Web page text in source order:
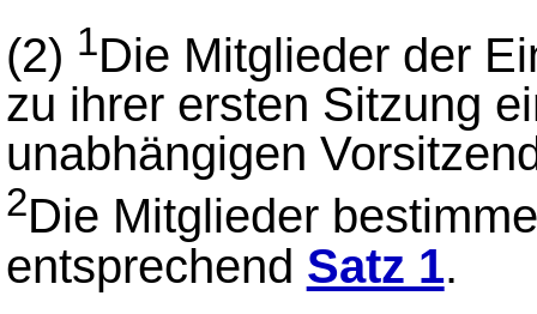
(2) 1Die Mitglieder der
zu ihrer ersten Sitzung
unabhängigen
2Die Mitglieder
entsprechend Satz 1.